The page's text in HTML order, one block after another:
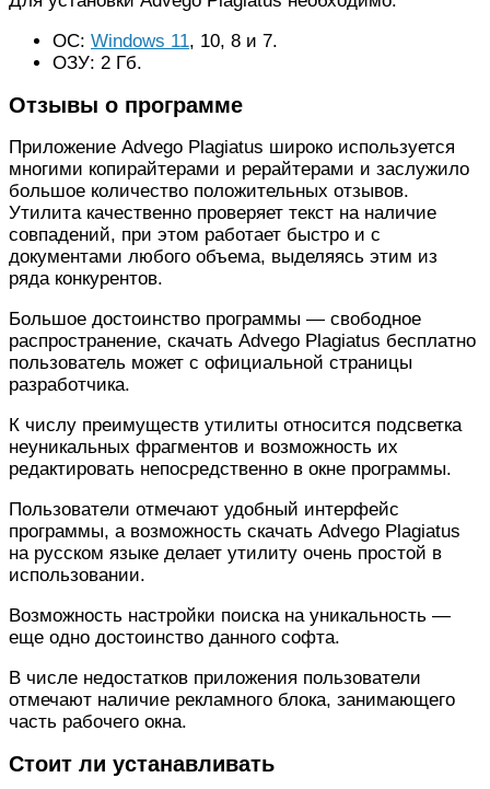
ОС: Windows 11, 10, 8 и 7.
ОЗУ: 2 Гб.
Отзывы о программе
Приложение Advego Plagiatus широко используется
многими копирайтерами и рерайтерами и заслужило
большое количество положительных отзывов.
Утилита качественно проверяет текст на наличие
совпадений, при этом работает быстро и с
документами любого объема, выделяясь этим из
ряда конкурентов.
Большое достоинство программы — свободное
распространение, скачать Advego Plagiatus бесплатно
пользователь может с официальной страницы
разработчика.
К числу преимуществ утилиты относится подсветка
неуникальных фрагментов и возможность их
редактировать непосредственно в окне программы.
Пользователи отмечают удобный интерфейс
программы, а возможность скачать Advego Plagiatus
на русском языке делает утилиту очень простой в
использовании.
Возможность настройки поиска на уникальность —
еще одно достоинство данного софта.
В числе недостатков приложения пользователи
отмечают наличие рекламного блока, занимающего
часть рабочего окна.
Стоит ли устанавливать